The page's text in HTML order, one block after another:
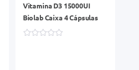
Vitamina D3 15000UI
Biolab Caixa 4 Cápsulas